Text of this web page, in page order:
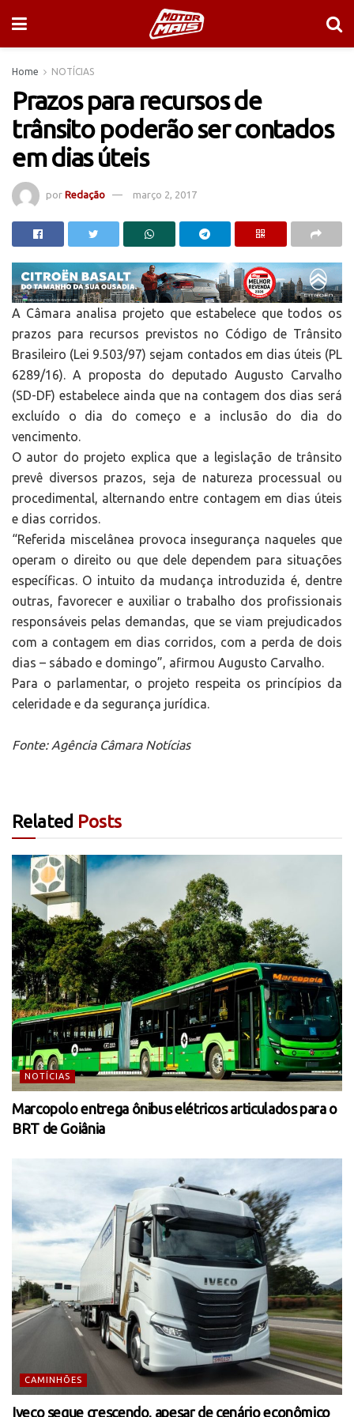
Home NOTÍCIAS
Prazos para recursos de
trânsito poderão ser contados
em dias úteis
por Redação março 2, 2017
A Câmara analisa projeto que estabelece que todos os
prazos para recursos previstos no Código de Trânsito
Brasileiro (Lei 9.503/97) sejam contados em dias úteis (PL
6289/16). A proposta do deputado Augusto Carvalho
(SD-DF) estabelece ainda que na contagem dos dias será
excluído o dia do começo e a inclusão do dia do
vencimento.
O autor do projeto explica que a legislação de trânsito
prevê diversos prazos, seja de natureza processual ou
procedimental, alternando entre contagem em dias úteis
e dias corridos.
“Referida miscelânea provoca insegurança naqueles que
operam o direito ou que dele dependem para situações
específicas. O intuito da mudança introduzida é, dentre
outras, favorecer e auxiliar o trabalho dos profissionais
responsáveis pelas demandas, que se viam prejudicados
com a contagem em dias corridos, com a perda de dois
dias – sábado e domingo”, afirmou Augusto Carvalho.
Para o parlamentar, o projeto respeita os princípios da
celeridade e da segurança jurídica.
Fonte: Agência Câmara Notícias
Related Posts
NOTÍCIAS
Marcopolo entrega ônibus elétricos articulados para o
BRT de Goiânia
CAMINHÕES
Iveco segue crescendo, apesar de cenário econômico